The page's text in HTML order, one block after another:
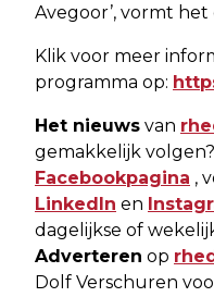
Avegoor’, vormt
Klik voor meer
programma op:
Het nieuws van
gemakkelijk
Facebookpagina ,
LinkedIn en
dagelijkse of
Adverteren op
Dolf Verschuren